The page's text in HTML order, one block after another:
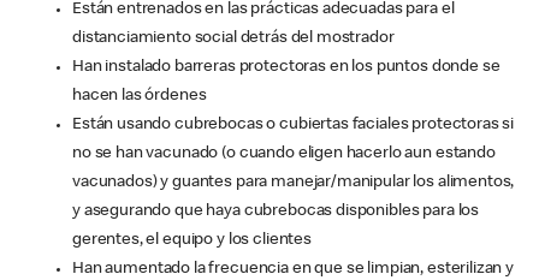
Están entrenados en las prácticas adecuadas para el
distanciamiento social detrás del mostrador
Han instalado barreras protectoras en los puntos donde se
hacen las órdenes
Están usando cubrebocas o cubiertas faciales protectoras si
no se han vacunado (o cuando eligen hacerlo aun estando
vacunados) y guantes para manejar/manipular los alimentos,
y asegurando que haya cubrebocas disponibles para los
gerentes, el equipo y los clientes
Han aumentado la frecuencia en que se limpian, esterilizan y